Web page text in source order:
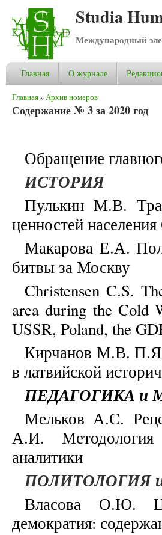
Studia
Международный
Главная О журнале
Вы здесь
Главная»Архив номеров
Содержание № 3 за 2020 год
Обращение
ИСТОРИЯ
Пулькин М.В.
ценностей
Макарова Е.А.
битвы за Москву
Christensen C.S.
area during the Cold
USSR, Poland, the
Кирчанов М.В. П.Я.
в латвийской
ПЕДАГОГИКА и
Мельков А.С.
А.И. Методология
аналитики
ПОЛИТОЛОГИЯ
Власова О.Ю.
демократия: